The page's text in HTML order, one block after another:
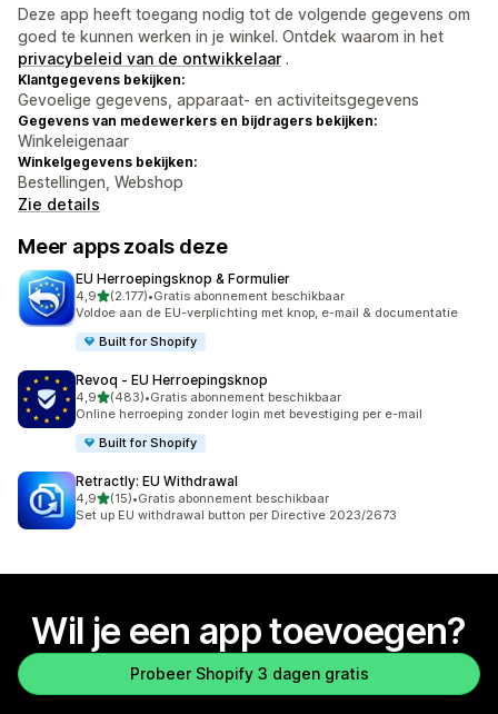
Deze app heeft toegang nodig tot de volgende gegevens om
goed te kunnen werken in je winkel. Ontdek waarom in het
privacybeleid van de ontwikkelaar .
Klantgegevens bekijken:
Gevoelige gegevens, apparaat- en activiteitsgegevens
Gegevens van medewerkers en bijdragers bekijken:
Winkeleigenaar
Winkelgegevens bekijken:
Bestellingen, Webshop
Zie details
Meer apps zoals deze
EU Herroepingsknop & Formulier
4,9van 5 sterren
(2.177)
2177 recensies in totaal
•Gratis abonnement beschikbaar
Voldoe aan de EU-verplichting met knop, e-mail & documentatie
Built for Shopify
Revoq ‑ EU Herroepingsknop
4,9van 5 sterren
(483)
483 recensies in totaal
•Gratis abonnement beschikbaar
Online herroeping zonder login met bevestiging per e-mail
Built for Shopify
Retractly: EU Withdrawal
4,9van 5 sterren
(15)
15 recensies in totaal
•Gratis abonnement beschikbaar
Set up EU withdrawal button per Directive 2023/2673
Wil je een app toevoegen?
Probeer Shopify 3 dagen gratis